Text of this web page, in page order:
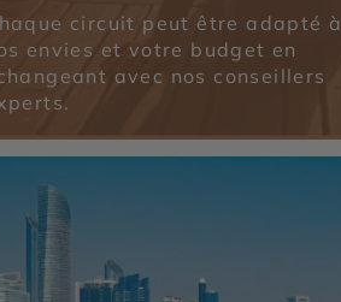
circuit peut être adapté à
envies et votre budget en
avec nos conseillers